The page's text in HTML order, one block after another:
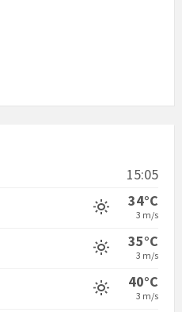
15:05
34°C
3 m/s
35°C
3 m/s
40°C
3 m/s